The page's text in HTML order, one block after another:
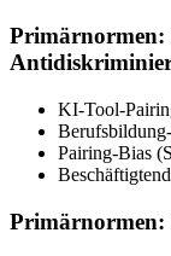
KI-Tool-
Pairing-Bias
Primärnormen: